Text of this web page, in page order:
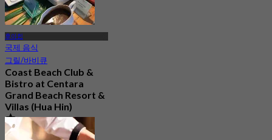
후아힌
국제 음식
그릴/바비큐
Coast Beach Club &
Bistro at Centara
Grand Beach Resort &
Villas (Hua Hin)
4.7
359 예약됨